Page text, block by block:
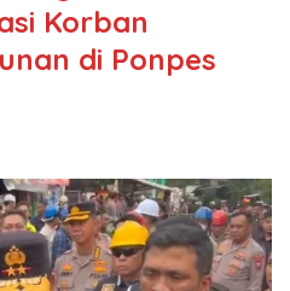
Korban
di Ponpes